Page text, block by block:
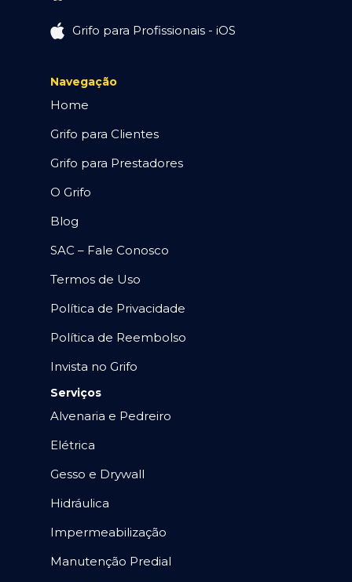
Grifo para Profissionais - iOS
Navegação
Home
Grifo para Clientes
Grifo para Prestadores
O Grifo
Blog
SAC – Fale Conosco
Termos de Uso
Política de Privacidade
Política de Reembolso
Invista no Grifo
Serviços
Alvenaria e Pedreiro
Elétrica
Gesso e Drywall
Hidráulica
Impermeabilização
Manutenção Predial